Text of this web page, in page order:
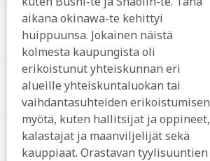
aikana okinawa-te kehittyi
huippuunsa. Jokainen näistä
kolmesta kaupungista oli
erikoistunut yhteiskunnan eri
alueille yhteiskuntaluokan tai
vaihdantasuhteiden erikoistumisen
myötä, kuten hallitsijat ja oppineet,
kalastajat ja maanviljelijät sekä
kauppiaat. Orastavan tyylisuuntien